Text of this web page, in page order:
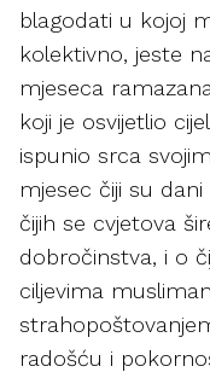
blagodati u kojoj
kolektivno, jeste
mjeseca
koji je osvijetlio
ispunio srca
mjesec čiji su
čijih se cvjetova
dobročinstva, i o
ciljevima
radošću i